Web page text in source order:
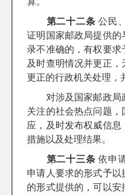
第二十二条 公民
证明国家邮政局提供
录不准确的，有权要求
及时查明情况并更正
更正的行政机关处理，
对涉及国家邮政局
关注的社会热点问题，
应，及时发布权威信
措施以及处理结果。
第二十三条 依申
申请人要求的形式予
的形式提供的，可以